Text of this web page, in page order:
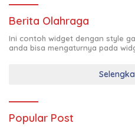
Berita Olahraga
Ini contoh widget dengan style
anda bisa mengaturnya pada
Popular Post